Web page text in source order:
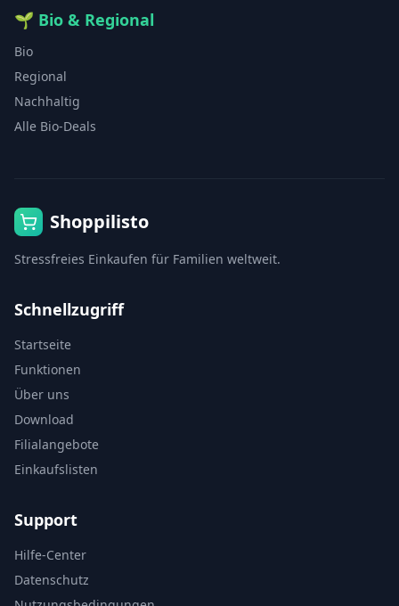
🌱 Bio & Regional
Bio
Regional
Nachhaltig
Alle Bio-Deals
Shoppilisto
Stressfreies Einkaufen für Familien weltweit.
Schnellzugriff
Startseite
Funktionen
Über uns
Download
Filialangebote
Einkaufslisten
Support
Hilfe-Center
Datenschutz